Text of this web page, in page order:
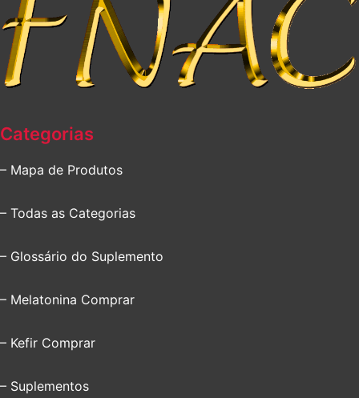
Categorias
– Mapa de Produtos
– Todas as Categorias
– Glossário do Suplemento
– Melatonina Comprar
– Kefir Comprar
– Suplementos